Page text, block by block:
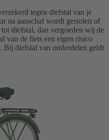
tegen diefstal van je
na aanschaf wordt gestolen of
diefstal, dan vergoeden wij de
van de fiets een eigen risico
Bij diefstal van onderdelen geldt